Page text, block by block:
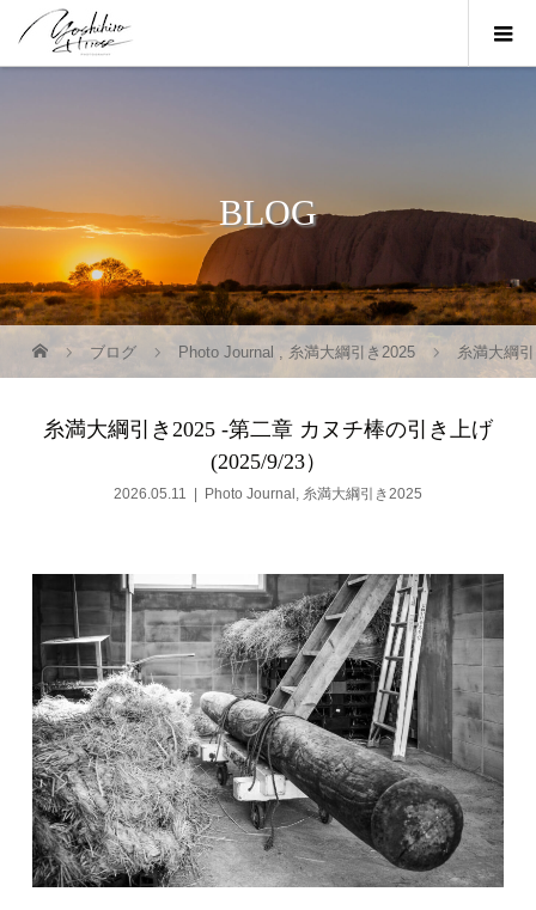
BLOG
ブログ Photo Journal , 糸満大綱引き2025 糸満大綱
糸満大綱引き2025 -第二章 カヌチ棒の引き上げ
(2025/9/23）
2026.05.11 Photo Journal, 糸満大綱引き2025